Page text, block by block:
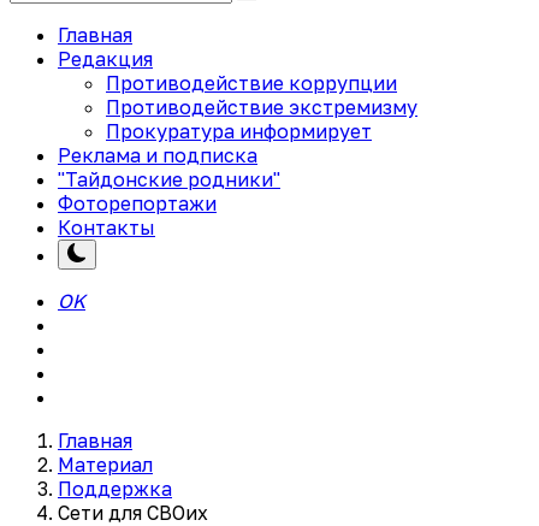
Главная
Редакция
Противодействие коррупции
Противодействие экстремизму
Прокуратура информирует
Реклама и подписка
"Тайдонские родники"
Фоторепортажи
Контакты
OK
Главная
Материал
Поддержка
Сети для СВОих